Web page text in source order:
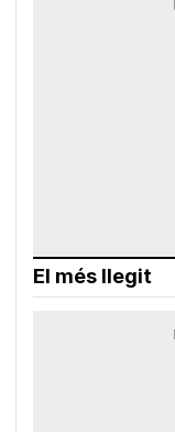
El més llegit